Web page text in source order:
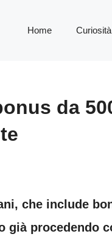
Home Curiosità
da
che include
già procedendo